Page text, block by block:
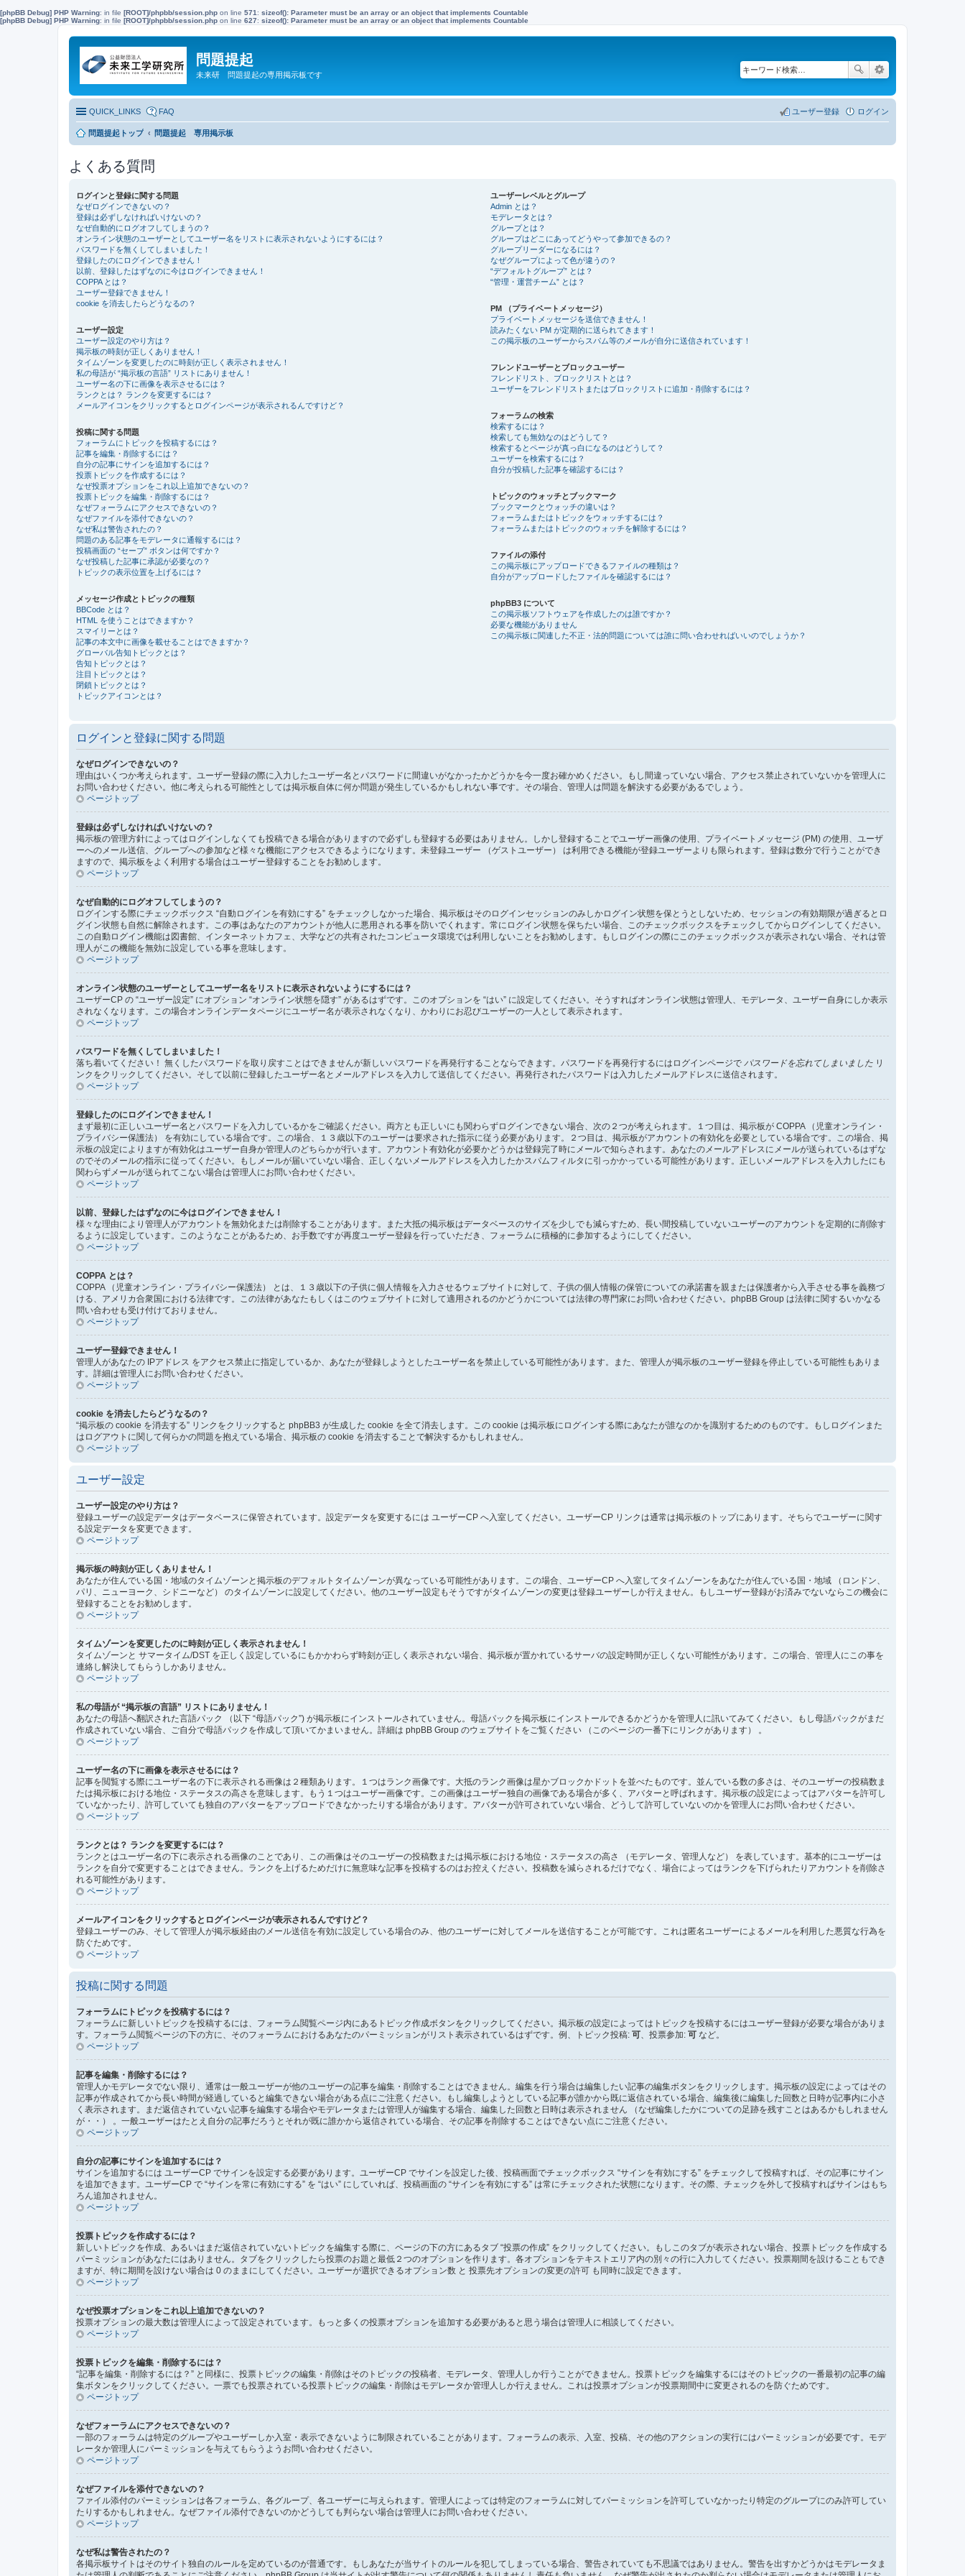
[phpBB Debug] PHP Warning: in file [ROOT]/phpbb/session.php on line 571 : sizeof(): Parameter must be an array or an object that implements Countable
[phpBB Debug] PHP Warning: in file [ROOT]/phpbb/session.php on line 627: sizeof(): Parameter must be an array or an object that implements Countable
問題提起
未来研 問題提起の専用掲示板です
QUICK_LINKS FAQ ログイン
ユーザー登録
問題提起トップ 問題提起 専用掲示板
よくある質問
ログインと登録に関する問題
なぜログインできないの？
登録は必ずしなければいけないの？
なぜ自動的にログオフしてしまうの？
オンライン状態のユーザーとしてユーザー名をリストに表示されないようにするには？
パスワードを無くしてしまいました！
登録したのにログインできません！
以前、登録したはずなのに今はログインできません！
COPPA とは？
ユーザー登録できません！
cookie を消去したらどうなるの？
ユーザー設定
ユーザー設定のやり方は？
掲示板の時刻が正しくありません！
タイムゾーンを変更したのに時刻が正しく表示されません！
私の母語が “掲示板の言語” リストにありません！
ユーザー名の下に画像を表示させるには？
ランクとは？ ランクを変更するには？
メールアイコンをクリックするとログインページが表示されるんですけど？
投稿に関する問題
フォーラムにトピックを投稿するには？
記事を編集・削除するには？
自分の記事にサインを追加するには？
投票トピックを作成するには？
なぜ投票オプションをこれ以上追加できないの？
投票トピックを編集・削除するには？
なぜフォーラムにアクセスできないの？
なぜファイルを添付できないの？
なぜ私は警告されたの？
問題のある記事をモデレータに通報するには？
投稿画面の “セーブ” ボタンは何ですか？
なぜ投稿した記事に承認が必要なの？
トピックの表示位置を上げるには？
メッセージ作成とトピックの種類
BBCode とは？
HTML を使うことはできますか？
スマイリーとは？
記事の本文中に画像を載せることはできますか？
グローバル告知トピックとは？
告知トピックとは？
注目トピックとは？
閉鎖トピックとは？
トピックアイコンとは？
ユーザーレベルとグループ
Admin とは？
モデレータとは？
グループとは？
グループはどこにあってどうやって参加できるの？
グループリーダーになるには？
なぜグループによって色が違うの？
“デフォルトグループ” とは？
“管理・運営チーム” とは？
PM （プライベートメッセージ）
プライベートメッセージを送信できません！
読みたくない PM が定期的に送られてきます！
この掲示板のユーザーからスパム等のメールが自分に送信されています！
フレンドユーザーとブロックユーザー
フレンドリスト、ブロックリストとは？
ユーザーをフレンドリストまたはブロックリストに追加・削除するには？
フォーラムの検索
検索するには？
検索しても無効なのはどうして？
検索するとページが真っ白になるのはどうして？
ユーザーを検索するには？
自分が投稿した記事を確認するには？
トピックのウォッチとブックマーク
ブックマークとウォッチの違いは？
フォーラムまたはトピックをウォッチするには？
フォーラムまたはトピックのウォッチを解除するには？
ファイルの添付
この掲示板にアップロードできるファイルの種類は？
自分がアップロードしたファイルを確認するには？
phpBB3 について
この掲示板ソフトウェアを作成したのは誰ですか？
必要な機能がありません
この掲示板に関連した不正・法的問題については誰に問い合わせればいいのでしょうか？
ログインと登録に関する問題
なぜログインできないの？
理由はいくつか考えられます。ユーザー登録の際に入力したユーザー名とパスワードに間違いがなかったかどうかを今一度お確かめください。もし間違っていない場合、アクセス禁止されていないかを管理人に
お問い合わせください。他に考えられる可能性としては掲示板自体に何か問題が発生しているかもしれない事です。その場合、管理人は問題を解決する必要があるでしょう。
ページトップ
登録は必ずしなければいけないの？
掲示板の管理方針によってはログインしなくても投稿できる場合がありますので必ずしも登録する必要はありません。しかし登録することでユーザー画像の使用、プライベートメッセージ (PM) の使用、ユーザ
ーへのメール送信、グループへの参加など様々な機能にアクセスできるようになります。未登録ユーザー （ゲストユーザー） は利用できる機能が登録ユーザーよりも限られます。登録は数分で行うことができ
ますので、掲示板をよく利用する場合はユーザー登録することをお勧めします。
ページトップ
なぜ自動的にログオフしてしまうの？
ログインする際にチェックボックス “自動ログインを有効にする” をチェックしなかった場合、掲示板はそのログインセッションのみしかログイン状態を保とうとしないため、セッションの有効期限が過ぎるとロ
グイン状態も自然に解除されます。この事はあなたのアカウントが他人に悪用される事を防いでくれます。常にログイン状態を保ちたい場合、このチェックボックスをチェックしてからログインしてください。
この自動ログイン機能は図書館、インターネットカフェ、大学などの共有されたコンピュータ環境では利用しないことをお勧めします。もしログインの際にこのチェックボックスが表示されない場合、それは管
理人がこの機能を無効に設定している事を意味します。
ページトップ
オンライン状態のユーザーとしてユーザー名をリストに表示されないようにするには？
ユーザーCP の “ユーザー設定” にオプション “オンライン状態を隠す” があるはずです。このオプションを “はい” に設定してください。そうすればオンライン状態は管理人、モデレータ、ユーザー自身にしか表示
されなくなります。この場合オンラインデータページにユーザー名が表示されなくなり、かわりにお忍びユーザーの一人として表示されます。
ページトップ
パスワードを無くしてしまいました！
落ち着いてください！ 無くしたパスワードを取り戻すことはできませんが新しいパスワードを再発行することならできます。パスワードを再発行するにはログインページで パスワードを忘れてしまいました リ
ンクをクリックしてください。そして以前に登録したユーザー名とメールアドレスを入力して送信してください。再発行されたパスワードは入力したメールアドレスに送信されます。
ページトップ
登録したのにログインできません！
まず最初に正しいユーザー名とパスワードを入力しているかをご確認ください。両方とも正しいにも関わらずログインできない場合、次の２つが考えられます。１つ目は、掲示板が COPPA （児童オンライン・
プライバシー保護法） を有効にしている場合です。この場合、１３歳以下のユーザーは要求された指示に従う必要があります。２つ目は、掲示板がアカウントの有効化を必要としている場合です。この場合、掲
示板の設定によりますが有効化はユーザー自身か管理人のどちらかが行います。アカウント有効化が必要かどうかは登録完了時にメールで知らされます。あなたのメールアドレスにメールが送られているはずな
のでそのメールの指示に従ってください。もしメールが届いていない場合、正しくないメールアドレスを入力したかスパムフィルタに引っかかっている可能性があります。正しいメールアドレスを入力したにも
関わらずメールが送られてこない場合は管理人にお問い合わせください。
ページトップ
以前、登録したはずなのに今はログインできません！
様々な理由により管理人がアカウントを無効化または削除することがあります。また大抵の掲示板はデータベースのサイズを少しでも減らすため、長い間投稿していないユーザーのアカウントを定期的に削除す
るように設定しています。このようなことがあるため、お手数ですが再度ユーザー登録を行っていただき、フォーラムに積極的に参加するようにしてください。
ページトップ
COPPA とは？
COPPA （児童オンライン・プライバシー保護法） とは、１３歳以下の子供に個人情報を入力させるウェブサイトに対して、子供の個人情報の保管についての承諾書を親または保護者から入手させる事を義務づ
ける、アメリカ合衆国における法律です。この法律があなたもしくはこのウェブサイトに対して適用されるのかどうかについては法律の専門家にお問い合わせください。phpBB Group は法律に関するいかなる
問い合わせも受け付けておりません。
ページトップ
ユーザー登録できません！
管理人があなたの IPアドレス をアクセス禁止に指定しているか、あなたが登録しようとしたユーザー名を禁止している可能性があります。また、管理人が掲示板のユーザー登録を停止している可能性もありま
す。詳細は管理人にお問い合わせください。
ページトップ
cookie を消去したらどうなるの？
“掲示板の cookie を消去する” リンクをクリックすると phpBB3 が生成した cookie を全て消去します。この cookie は掲示板にログインする際にあなたが誰なのかを識別するためのものです。もしログインまた
はログアウトに関して何らかの問題を抱えている場合、掲示板の cookie を消去することで解決するかもしれません。
ページトップ
ユーザー設定
ユーザー設定のやり方は？
登録ユーザーの設定データはデータベースに保管されています。設定データを変更するには ユーザーCP へ入室してください。ユーザーCP リンクは通常は掲示板のトップにあります。そちらでユーザーに関す
る設定データを変更できます。
ページトップ
掲示板の時刻が正しくありません！
あなたが住んでいる国・地域のタイムゾーンと掲示板のデフォルトタイムゾーンが異なっている可能性があります。この場合、ユーザーCP へ入室してタイムゾーンをあなたが住んでいる国・地域 （ロンドン、
パリ、ニューヨーク、シドニーなど） のタイムゾーンに設定してください。他のユーザー設定もそうですがタイムゾーンの変更は登録ユーザーしか行えません。もしユーザー登録がお済みでないならこの機会に
登録することをお勧めします。
ページトップ
タイムゾーンを変更したのに時刻が正しく表示されません！
タイムゾーンと サマータイム/DST を正しく設定しているにもかかわらず時刻が正しく表示されない場合、掲示板が置かれているサーバの設定時間が正しくない可能性があります。この場合、管理人にこの事を
連絡し解決してもらうしかありません。
ページトップ
私の母語が “掲示板の言語” リストにありません！
あなたの母語へ翻訳された言語パック （以下 “母語パック”) が掲示板にインストールされていません。母語パックを掲示板にインストールできるかどうかを管理人に訊いてみてください。もし母語パックがまだ
作成されていない場合、ご自分で母語パックを作成して頂いてかまいません。詳細は phpBB Group のウェブサイトをご覧ください （このページの一番下にリンクがあります） 。
ページトップ
ユーザー名の下に画像を表示させるには？
記事を閲覧する際にユーザー名の下に表示される画像は２種類あります。１つはランク画像です。大抵のランク画像は星かブロックかドットを並べたものです。並んでいる数の多さは、そのユーザーの投稿数ま
たは掲示板における地位・ステータスの高さを意味します。もう１つはユーザー画像です。この画像はユーザー独自の画像である場合が多く、アバターと呼ばれます。掲示板の設定によってはアバターを許可し
ていなかったり、許可していても独自のアバターをアップロードできなかったりする場合があります。アバターが許可されていない場合、どうして許可していないのかを管理人にお問い合わせください。
ページトップ
ランクとは？ ランクを変更するには？
ランクとはユーザー名の下に表示される画像のことであり、この画像はそのユーザーの投稿数または掲示板における地位・ステータスの高さ （モデレータ、管理人など） を表しています。基本的にユーザーは
ランクを自分で変更することはできません。ランクを上げるためだけに無意味な記事を投稿するのはお控えください。投稿数を減らされるだけでなく、場合によってはランクを下げられたりアカウントを削除さ
れる可能性があります。
ページトップ
メールアイコンをクリックするとログインページが表示されるんですけど？
登録ユーザーのみ、そして管理人が掲示板経由のメール送信を有効に設定している場合のみ、他のユーザーに対してメールを送信することが可能です。これは匿名ユーザーによるメールを利用した悪質な行為を
防ぐためです。
ページトップ
投稿に関する問題
フォーラムにトピックを投稿するには？
フォーラムに新しいトピックを投稿するには、フォーラム閲覧ページ内にあるトピック作成ボタンをクリックしてください。掲示板の設定によってはトピックを投稿するにはユーザー登録が必要な場合がありま
す。フォーラム閲覧ページの下の方に、そのフォーラムにおけるあなたのパーミッションがリスト表示されているはずです。例、トピック投稿: 可 、投票参加: 可 など。
ページトップ
記事を編集・削除するには？
管理人かモデレータでない限り、通常は一般ユーザーが他のユーザーの記事を編集・削除することはできません。編集を行う場合は編集したい記事の編集ボタンをクリックします。掲示板の設定によってはその
記事が作成されてから長い時間が経過していると編集できない場合がある点にご注意ください。もし編集しようとしている記事が誰かから既に返信されている場合、編集後に編集した回数と日時が記事内に小さ
く表示されます。まだ返信されていない記事を編集する場合やモデレータまたは管理人が編集する場合、編集した回数と日時は表示されません （なぜ編集したかについての足跡を残すことはあるかもしれません
が・・） 。一般ユーザーはたとえ自分の記事だろうとそれが既に誰かから返信されている場合、その記事を削除することはできない点にご注意ください。
ページトップ
自分の記事にサインを追加するには？
サインを追加するには ユーザーCP でサインを設定する必要があります。ユーザーCP でサインを設定した後、投稿画面でチェックボックス “サインを有効にする” をチェックして投稿すれば、その記事にサイン
を追加できます。ユーザーCP で “サインを常に有効にする” を “はい” にしていれば、投稿画面の “サインを有効にする” は常にチェックされた状態になります。その際、チェックを外して投稿すればサインはもち
ろん追加されません。
ページトップ
投票トピックを作成するには？
新しいトピックを作成、あるいはまだ返信されていないトピックを編集する際に、ページの下の方にあるタブ “投票の作成” をクリックしてください。もしこのタブが表示されない場合、投票トピックを作成する
パーミッションがあなたにはありません。タブをクリックしたら投票のお題と最低２つのオプションを作ります。各オプションをテキストエリア内の別々の行に入力してください。投票期間を設けることもでき
ますが、特に期間を設けない場合は 0 のままにしてください。ユーザーが選択できるオプション数 と 投票先オプションの変更の許可 も同時に設定できます。
ページトップ
なぜ投票オプションをこれ以上追加できないの？
投票オプションの最大数は管理人によって設定されています。もっと多くの投票オプションを追加する必要があると思う場合は管理人に相談してください。
ページトップ
投票トピックを編集・削除するには？
“記事を編集・削除するには？” と同様に、投票トピックの編集・削除はそのトピックの投稿者、モデレータ、管理人しか行うことができません。投票トピックを編集するにはそのトピックの一番最初の記事の編
集ボタンをクリックしてください。一票でも投票されている投票トピックの編集・削除はモデレータか管理人しか行えません。これは投票オプションが投票期間中に変更されるのを防ぐためです。
ページトップ
なぜフォーラムにアクセスできないの？
一部のフォーラムは特定のグループやユーザーしか入室・表示できないように制限されていることがあります。フォーラムの表示、入室、投稿、その他のアクションの実行にはパーミッションが必要です。モデ
レータか管理人にパーミッションを与えてもらうようお問い合わせください。
ページトップ
なぜファイルを添付できないの？
ファイル添付のパーミッションは各フォーラム、各グループ、各ユーザーに与えられます。管理人によっては特定のフォーラムに対してパーミッションを許可していなかったり特定のグループにのみ許可してい
たりするかもしれません。なぜファイル添付できないのかどうしても判らない場合は管理人にお問い合わせください。
ページトップ
なぜ私は警告されたの？
各掲示板サイトはそのサイト独自のルールを定めているのが普通です。もしあなたが当サイトのルールを犯してしまっている場合、警告されていても不思議ではありません。警告を出すかどうかはモデレータま